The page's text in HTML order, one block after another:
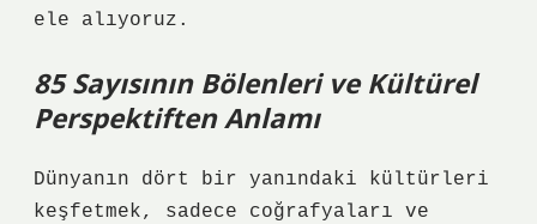
ele alıyoruz.
85 Sayısının Bölenleri ve Kültürel
Perspektiften Anlamı
Dünyanın dört bir yanındaki kültürleri
keşfetmek, sadece coğrafyaları ve